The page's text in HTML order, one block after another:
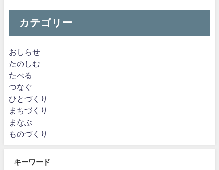
カテゴリー
おしらせ
たのしむ
たべる
つなぐ
ひとづくり
まちづくり
まなぶ
ものづくり
キーワード